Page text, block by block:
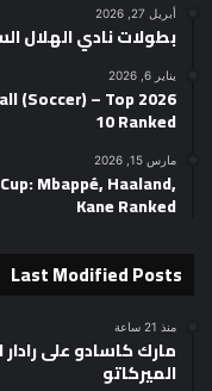
أبريل 27, 2026
بطولات نادي الهلال
يناير 6, 2026
(Soccer) – Top
10 Ranked
مارس 15, 2026
Mbappé, Haaland,
Kane Ranked
Last Modified Posts
منذ 21 ساعة
مارك كاسادو على
الميركاتو